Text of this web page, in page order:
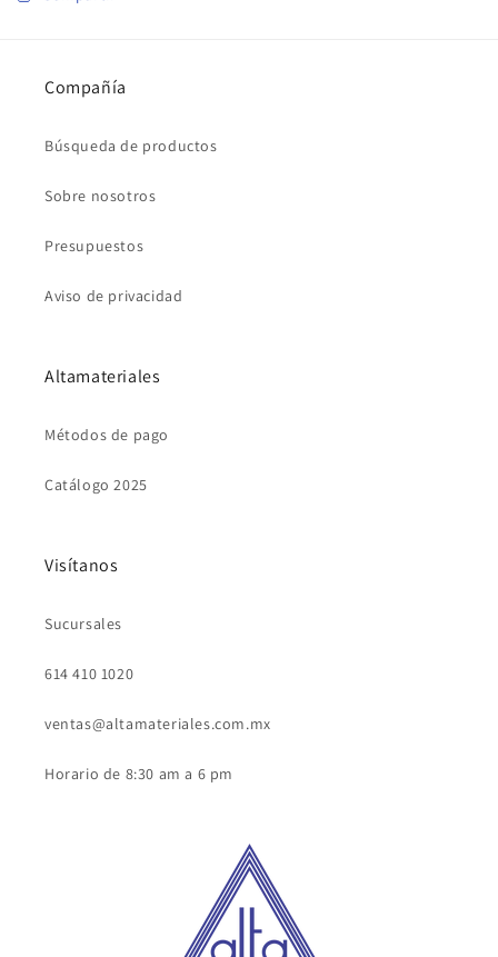
Compañía
Búsqueda de productos
Sobre nosotros
Presupuestos
Aviso de privacidad
Altamateriales
Métodos de pago
Catálogo 2025
Visítanos
Sucursales
614 410 1020
ventas@altamateriales.com.mx
Horario de 8:30 am a 6 pm